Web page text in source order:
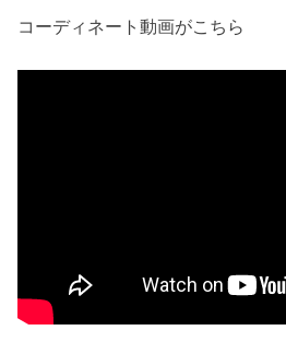
コーディネート動画がこちら